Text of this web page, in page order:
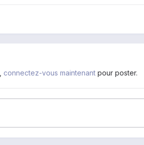
connectez-vous maintenant pour poster.